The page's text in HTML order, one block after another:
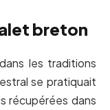
breton
les traditions
se pratiquait
récupérées dans